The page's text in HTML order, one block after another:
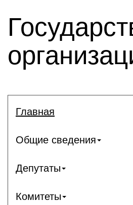
Главная
Общие сведения
Депутаты
Комитеты